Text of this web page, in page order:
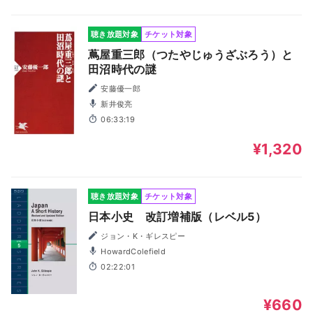
聴き放題対象 チケット対象
蔦屋重三郎（つたやじゅうざぶろう）と
田沼時代の謎
安藤優一郎
新井俊亮
06:33:19
¥1,320
聴き放題対象 チケット対象
日本小史 改訂増補版（レベル5）
ジョン・K・ギレスピー
HowardColefield
02:22:01
¥660